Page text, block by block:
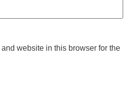
website in this browser for the